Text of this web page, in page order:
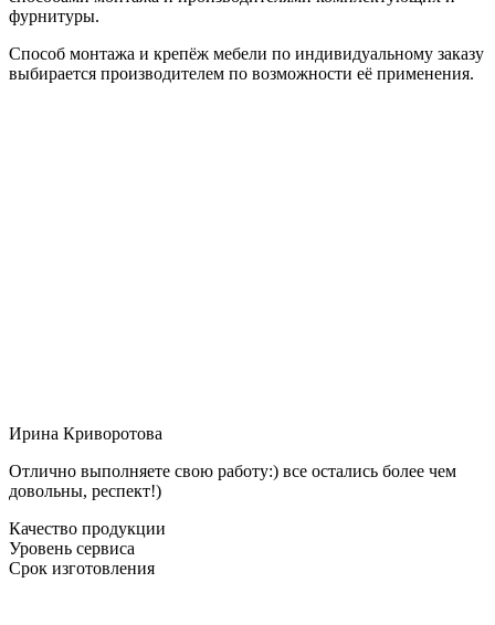
фурнитуры.
Способ монтажа и крепёж мебели по индивидуальному заказу
выбирается производителем по возможности её применения.
Ирина Криворотова
Отлично выполняете свою работу:) все остались более чем
довольны, респект!)
Качество продукции
Уровень сервиса
Срок изготовления